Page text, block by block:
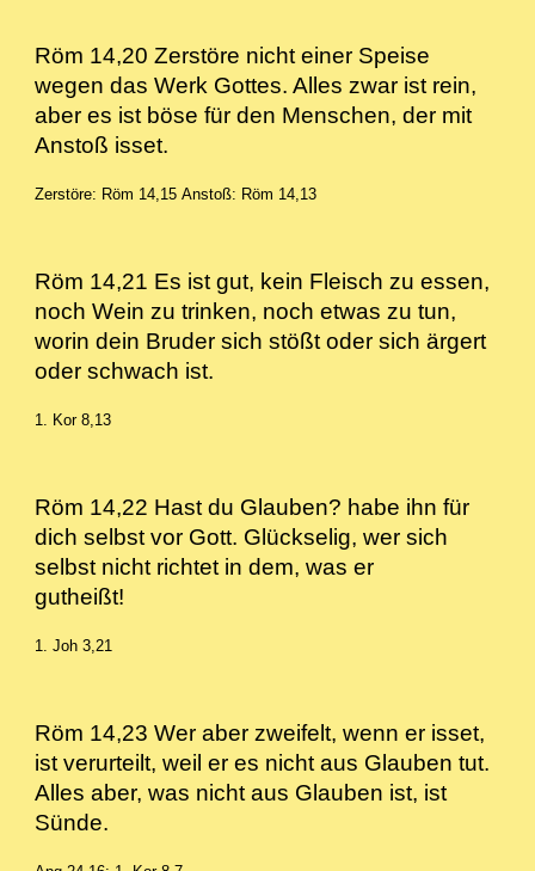
Röm 14,20 Zerstöre nicht einer Speise
wegen das Werk Gottes. Alles zwar ist rein,
aber es ist böse für den Menschen, der mit
Anstoß isset.
Zerstöre: Röm 14,15 Anstoß: Röm 14,13
Röm 14,21 Es ist gut, kein Fleisch zu essen,
noch Wein zu trinken, noch etwas zu tun,
worin dein Bruder sich stößt oder sich ärgert
oder schwach ist.
1. Kor 8,13
Röm 14,22 Hast du Glauben? habe ihn für
dich selbst vor Gott. Glückselig, wer sich
selbst nicht richtet in dem, was er
gutheißt!
1. Joh 3,21
Röm 14,23 Wer aber zweifelt, wenn er isset,
ist verurteilt, weil er es nicht aus Glauben tut.
Alles aber, was nicht aus Glauben ist, ist
Sünde.